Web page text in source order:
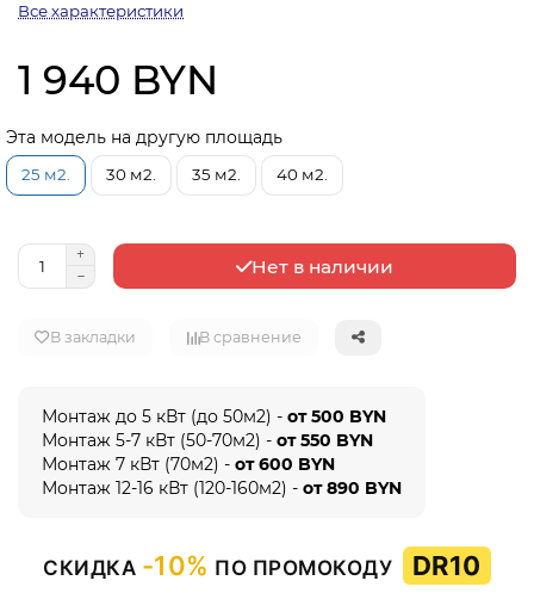
Все характеристики
1 940 BYN
Эта модель на другую площадь
25 м2. 30 м2. 35 м2. 40 м2.
Нет в наличии
В закладки В сравнение
Монтаж до 5 кВт (до 50м2) - от 500 BYN
Монтаж 5-7 кВт (50-70м2) - от 550 BYN
Монтаж 7 кВт (70м2) - от 600 BYN
Монтаж 12-16 кВт (120-160м2) - от 890 BYN
СКИДКА -10% ПО ПРОМОКОДУ DR10